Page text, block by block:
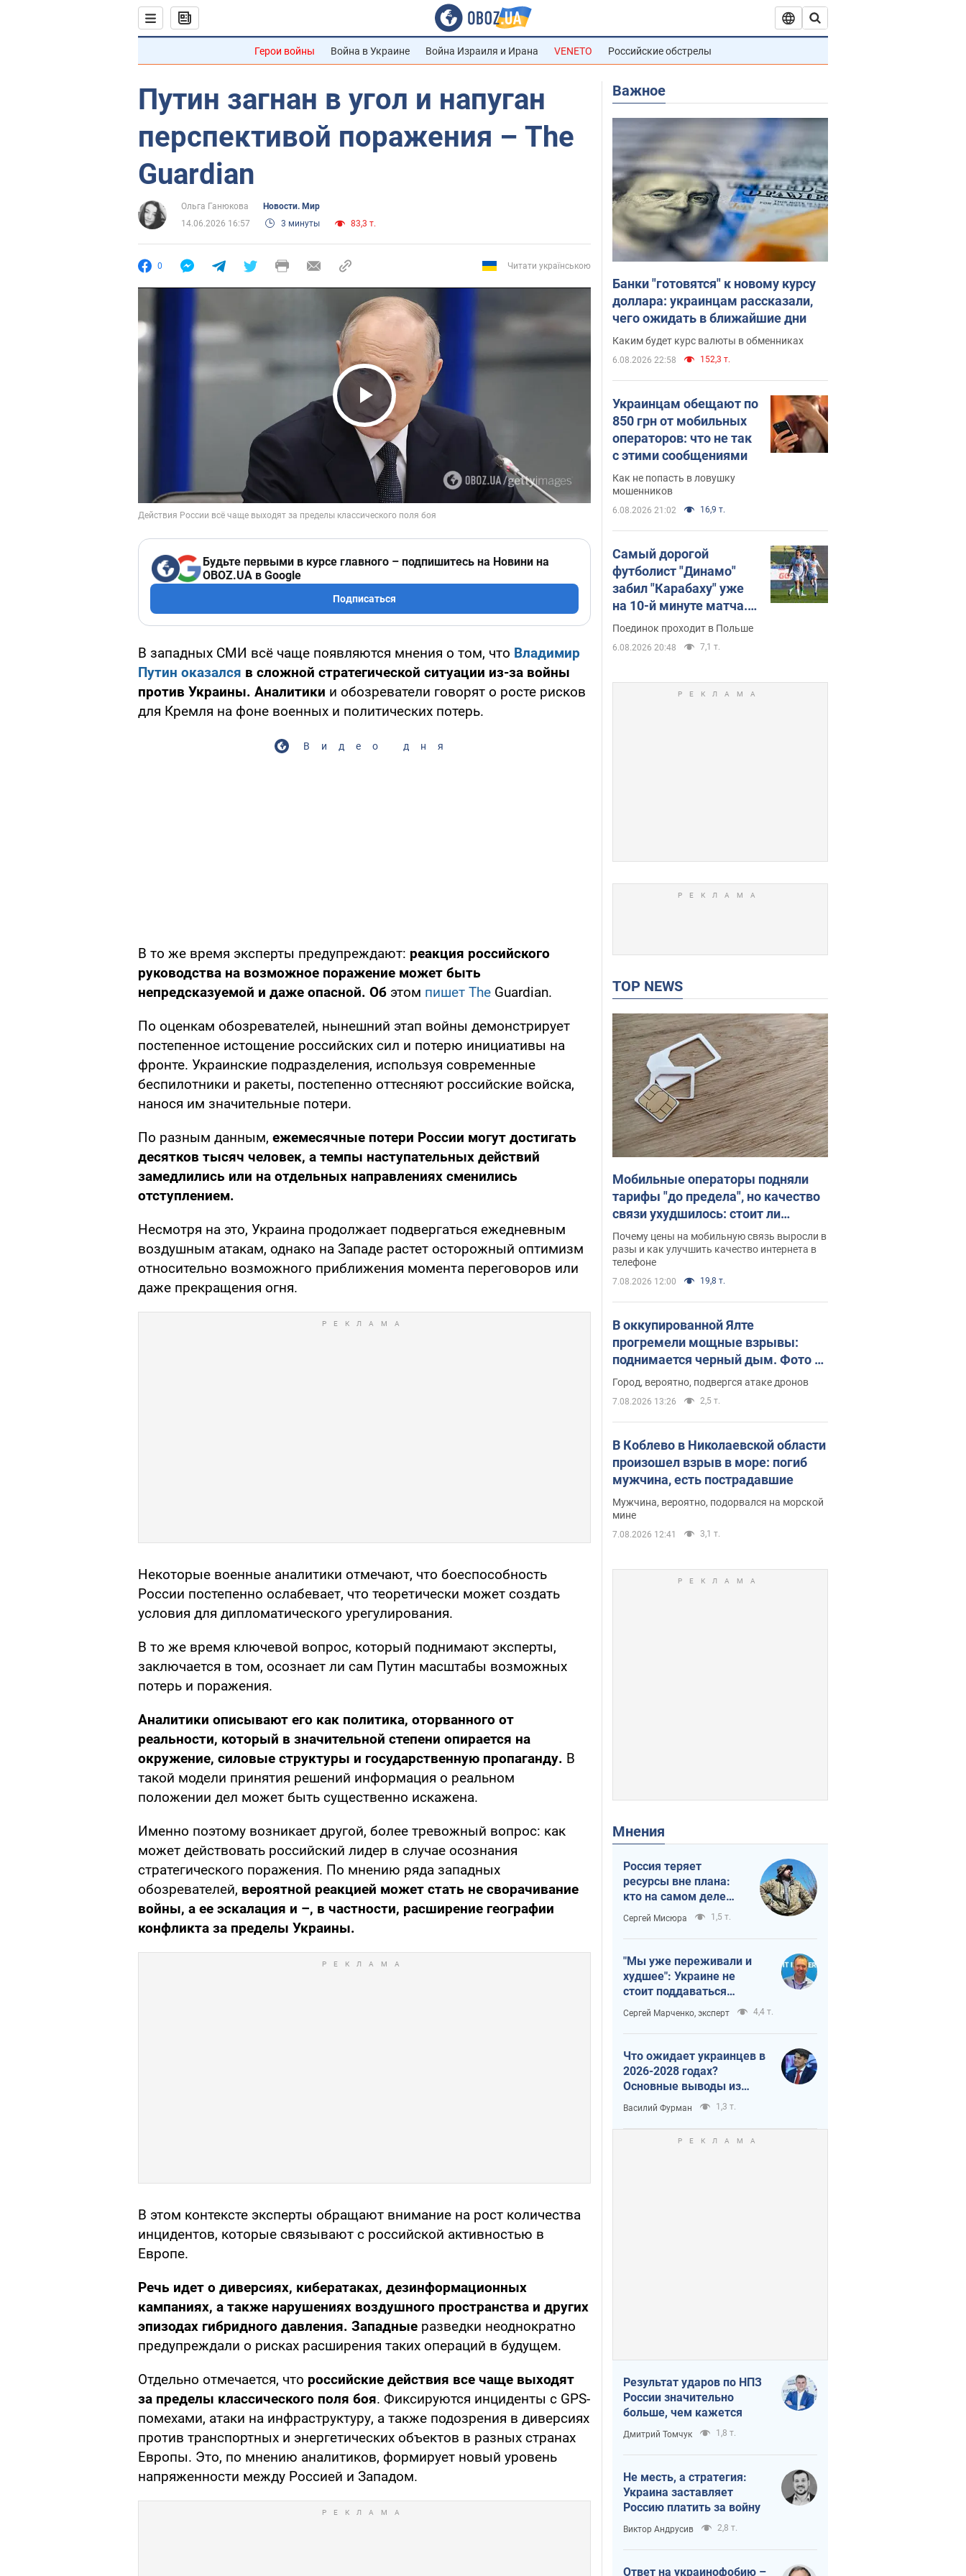
Герои войны Война в Украине Война Израиля и Ирана VENETO Российские обстрелы
Путин загнан в угол и напуган
перспективой поражения – The
Guardian
Ольга Ганюкова
Новости. Мир
14.06.2026 16:57
3 минуты 83,3 т.
0 Читати українською
Play Video
Будьте первыми в курсе главного – подпишитесь на Новини на
OBOZ.UA в Google
Подписаться
В западных СМИ всё чаще появляются мнения о том, что Владимир
Путин оказался в сложной стратегической ситуации из-за войны
против Украины. Аналитики и обозреватели говорят о росте рисков
для Кремля на фоне военных и политических потерь.
Видео дня
В то же время эксперты предупреждают: реакция российского
руководства на возможное поражение может быть
непредсказуемой и даже опасной. Об этом пишет The Guardian.
По оценкам обозревателей, нынешний этап войны демонстрирует
постепенное истощение российских сил и потерю инициативы на
фронте. Украинские подразделения, используя современные
беспилотники и ракеты, постепенно оттесняют российские войска,
нанося им значительные потери.
По разным данным, ежемесячные потери России могут достигать
десятков тысяч человек, а темпы наступательных действий
замедлились или на отдельных направлениях сменились
отступлением.
Несмотря на это, Украина продолжает подвергаться ежедневным
воздушным атакам, однако на Западе растет осторожный оптимизм
относительно возможного приближения момента переговоров или
даже прекращения огня.
Некоторые военные аналитики отмечают, что боеспособность
России постепенно ослабевает, что теоретически может создать
условия для дипломатического урегулирования.
В то же время ключевой вопрос, который поднимают эксперты,
заключается в том, осознает ли сам Путин масштабы возможных
потерь и поражения.
Аналитики описывают его как политика, оторванного от
реальности, который в значительной степени опирается на
окружение, силовые структуры и государственную пропаганду. В
такой модели принятия решений информация о реальном
положении дел может быть существенно искажена.
Именно поэтому возникает другой, более тревожный вопрос: как
может действовать российский лидер в случае осознания
стратегического поражения. По мнению ряда западных
обозревателей, вероятной реакцией может стать не сворачивание
войны, а ее эскалация и –, в частности, расширение географии
конфликта за пределы Украины.
В этом контексте эксперты обращают внимание на рост количества
инцидентов, которые связывают с российской активностью в
Европе.
Речь идет о диверсиях, кибератаках, дезинформационных
кампаниях, а также нарушениях воздушного пространства и других
эпизодах гибридного давления. Западные разведки неоднократно
предупреждали о рисках расширения таких операций в будущем.
Отдельно отмечается, что российские действия все чаще выходят
за пределы классического поля боя. Фиксируются инциденты с GPS-
помехами, атаки на инфраструктуру, а также подозрения в диверсиях
против транспортных и энергетических объектов в разных странах
Европы. Это, по мнению аналитиков, формирует новый уровень
напряженности между Россией и Западом.
Важное
Банки "готовятся" к новому курсу
доллара: украинцам рассказали,
чего ожидать в ближайшие дни
Каким будет курс валюты в обменниках
6.08.2026 22:58 152,3 т.
Украинцам обещают по
850 грн от мобильных
операторов: что не так
с этими сообщениями
Как не попасть в ловушку
мошенников
6.08.2026 21:02 16,9 т.
Самый дорогой
футболист "Динамо"
забил "Карабаху" уже
на 10-й минуте матча.
Видео
Поединок проходит в Польше
6.08.2026 20:48 7,1 т.
TOP NEWS
Мобильные операторы подняли
тарифы "до предела", но качество
связи ухудшилось: стоит ли
жаловаться на цены
Почему цены на мобильную связь выросли в
разы и как улучшить качество интернета в
телефоне
7.08.2026 12:00 19,8 т.
В оккупированной Ялте
прогремели мощные взрывы:
поднимается черный дым. Фото и
видео
Город, вероятно, подвергся атаке дронов
7.08.2026 13:26 2,5 т.
В Коблево в Николаевской области
произошел взрыв в море: погиб
мужчина, есть пострадавшие
Мужчина, вероятно, подорвался на морской
мине
7.08.2026 12:41 3,1 т.
Мнения
Россия теряет
ресурсы вне плана:
кто на самом деле
диктует темп войны
Сергей Мисюра 1,5 т.
"Мы уже переживали и
худшее": Украине не
стоит поддаваться
отчаянию из-за
ракетного террора
Сергей Марченко, эксперт 4,4 т.
Что ожидает украинцев в
2026-2028 годах?
Основные выводы из
новых прогнозов от НБУ
Василий Фурман 1,3 т.
Результат ударов по НПЗ
России значительно
больше, чем кажется
Дмитрий Томчук 1,8 т.
Не месть, а стратегия:
Украина заставляет
Россию платить за войну
Виктор Андрусив 2,8 т.
Ответ на украинофобию –